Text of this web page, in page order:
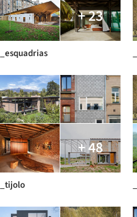
+ 23
_esquadrias
+ 48
_tijolo